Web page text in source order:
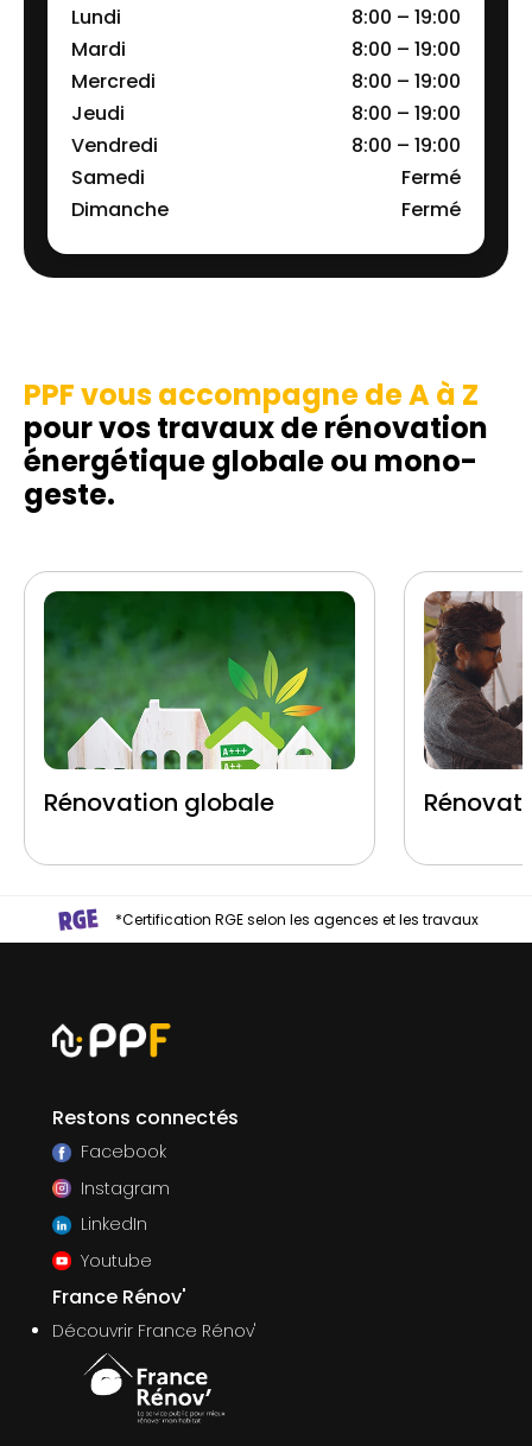
Lundi
8:00 – 19:00
Mardi
8:00 – 19:00
Mercredi
8:00 – 19:00
Jeudi
8:00 – 19:00
Vendredi
8:00 – 19:00
Samedi
Fermé
Dimanche
Fermé
PPF vous accompagne de A à Z
pour vos travaux de rénovation
énergétique globale ou mono-
geste.
Rénovation globale
*Certification RGE selon les agences et les travaux
Restons connectés
Facebook
Instagram
LinkedIn
Youtube
France Rénov'
Découvrir France Rénov'